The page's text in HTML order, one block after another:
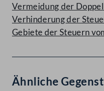
Vermeidung der
Verhinderung der
Gebiete der Steuern
Ähnliche